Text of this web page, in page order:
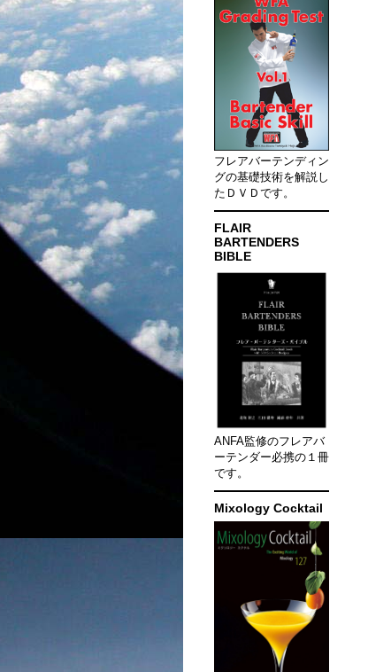
フレアバーテンディン
グの基礎技術を解説し
たＤＶＤです。
FLAIR
BARTENDERS
BIBLE
ANFA監修のフレアバ
ーテンダー必携の１冊
です。
Mixology Cocktail